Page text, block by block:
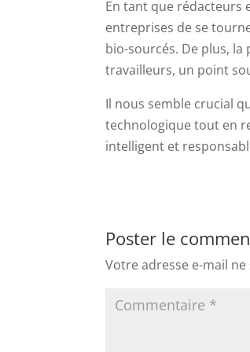
En tant que rédacteurs
entreprises de se
bio-sourcés. De plus,
travailleurs, un point
Il nous semble crucial
technologique tout en
intelligent et
Poster le
Votre adresse e-mail